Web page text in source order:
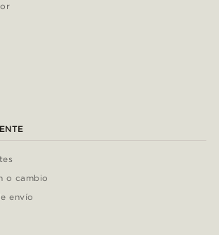
o cambio
envío